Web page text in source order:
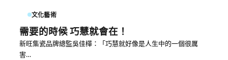
文化藝術
需要的時候 巧慧就會在！
新旺集瓷品牌總監吳佳樺：「巧慧就好像是人生中的一個很厲
害…